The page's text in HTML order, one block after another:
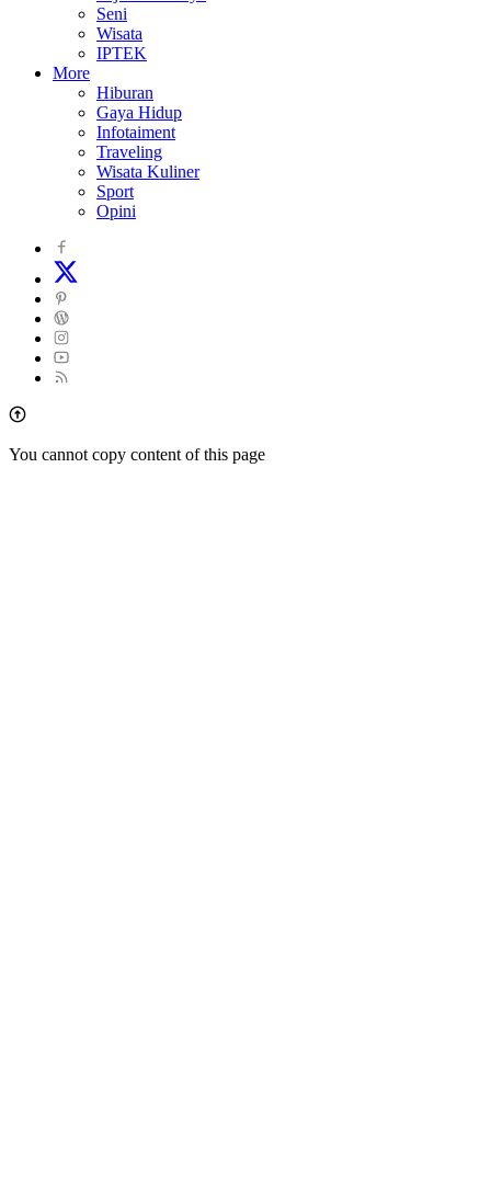
Seni
Wisata
IPTEK
More
Hiburan
Gaya Hidup
Infotaiment
Traveling
Wisata Kuliner
Sport
Opini
You cannot copy content of this page